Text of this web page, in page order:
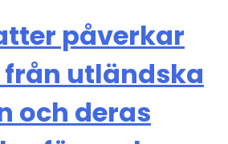
påverkar
utländska
och deras